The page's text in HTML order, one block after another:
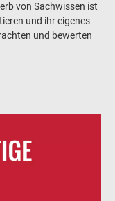
von Sachwissen ist
und ihr eigenes
und bewerten